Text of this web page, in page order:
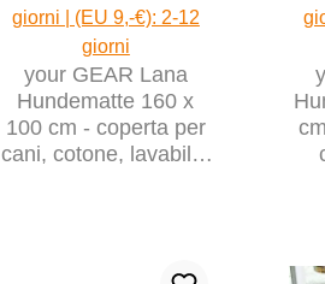
giorni | (EU 9,-€): 2-12
giorni
your GEAR Lana
Hundematte 160 x
100 cm - coperta per
cani, cotone, lavabile,